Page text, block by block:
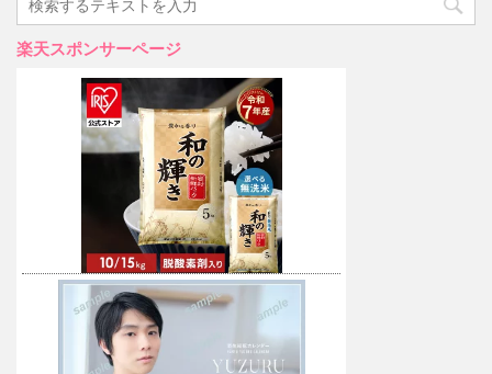
楽天スポンサーページ